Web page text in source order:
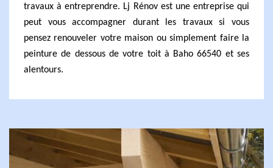
travaux à entreprendre. Lj Rénov est une entreprise qui
peut vous accompagner durant les travaux si vous
pensez renouveler votre maison ou simplement faire la
peinture de dessous de votre toit à Baho 66540 et ses
alentours.